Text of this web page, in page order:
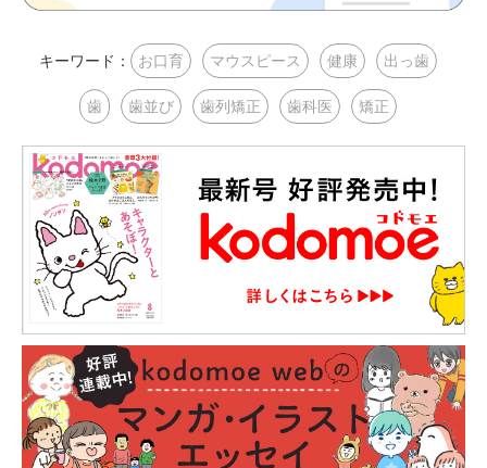
キーワード： お口育 マウスピース 健康 出っ歯
歯 歯並び 歯列矯正 歯科医 矯正